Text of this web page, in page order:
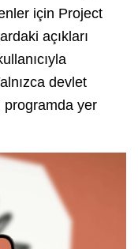
için Project
açıkları
devlet
programda yer